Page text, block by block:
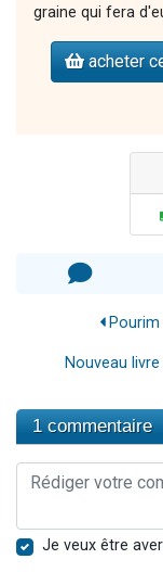
graine qui fera
acheter
Pourim
Nouveau
1 commentaire
Je veux être